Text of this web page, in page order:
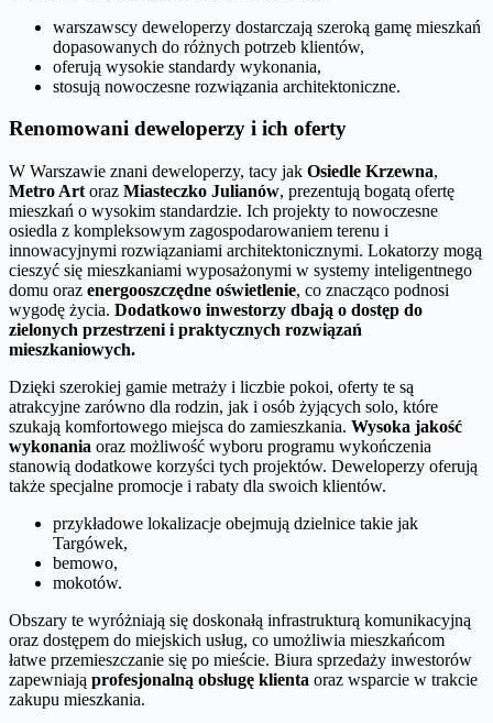
warszawscy deweloperzy dostarczają szeroką gamę mieszkań
dopasowanych do różnych potrzeb klientów,
oferują wysokie standardy wykonania,
stosują nowoczesne rozwiązania architektoniczne.
Renomowani deweloperzy i ich oferty
W Warszawie znani deweloperzy, tacy jak Osiedle Krzewna,
Metro Art oraz Miasteczko Julianów, prezentują bogatą ofertę
mieszkań o wysokim standardzie. Ich projekty to nowoczesne
osiedla z kompleksowym zagospodarowaniem terenu i
innowacyjnymi rozwiązaniami architektonicznymi. Lokatorzy mogą
cieszyć się mieszkaniami wyposażonymi w systemy inteligentnego
domu oraz energooszczędne oświetlenie, co znacząco podnosi
wygodę życia. Dodatkowo inwestorzy dbają o dostęp do
zielonych przestrzeni i praktycznych rozwiązań
mieszkaniowych.
Dzięki szerokiej gamie metraży i liczbie pokoi, oferty te są
atrakcyjne zarówno dla rodzin, jak i osób żyjących solo, które
szukają komfortowego miejsca do zamieszkania. Wysoka jakość
wykonania oraz możliwość wyboru programu wykończenia
stanowią dodatkowe korzyści tych projektów. Deweloperzy oferują
także specjalne promocje i rabaty dla swoich klientów.
przykładowe lokalizacje obejmują dzielnice takie jak
Targówek,
bemowo,
mokotów.
Obszary te wyróżniają się doskonałą infrastrukturą komunikacyjną
oraz dostępem do miejskich usług, co umożliwia mieszkańcom
łatwe przemieszczanie się po mieście. Biura sprzedaży inwestorów
zapewniają profesjonalną obsługę klienta oraz wsparcie w trakcie
zakupu mieszkania.